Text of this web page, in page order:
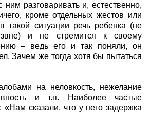
разговаривать и, естественно,
кроме отдельных жестов или
такой ситуации речь ребенка (не
и не стремится к своему
– ведь его и так поняли, он
Зачем же тогда хотя бы пытаться
на неловкость, нежелание
и т.п. Наиболее частые
«Нам сказали, что у него задержка